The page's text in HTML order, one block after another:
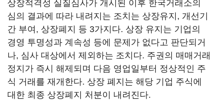
상장적격성 실질심사가 개시된 이후 한국거래소의
심의 결과에 따라 내려지는 조치는 상장유지, 개선기
간 부여, 상장폐지 등 3가지다. 상장 유지는 기업의
경영 투명성과 계속성 등에 문제가 없다고 판단되거
나, 심사 대상에서 제외하는 조치다. 주권의 매매거래
정지가 즉시 해제되며 다음 영업일부터 정상적인 주
식 거래를 재개한다. 상장 폐지는 해당 기업 주식에
대한 최종 상장폐지 처분이 내려진다.